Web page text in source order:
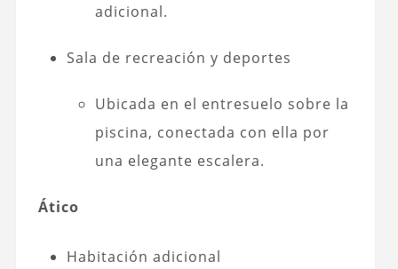
adicional.
Sala de recreación y deportes
Ubicada en el entresuelo sobre la
piscina, conectada con ella por
una elegante escalera.
Ático
Habitación adicional